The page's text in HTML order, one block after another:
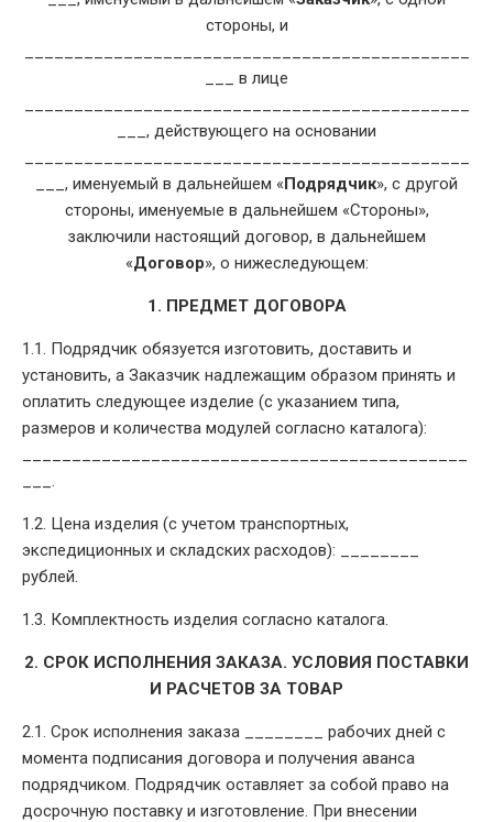
стороны, и
___ в лице
___, действующего на основании
___, именуемый в дальнейшем «Подрядчик», с другой
стороны, именуемые в дальнейшем «Стороны»,
заключили настоящий договор, в дальнейшем
«Договор», о нижеследующем:
1. ПРЕДМЕТ ДОГОВОРА
1.1. Подрядчик обязуется изготовить, доставить и
установить, а Заказчик надлежащим образом принять и
оплатить следующее изделие (с указанием типа,
размеров и количества модулей согласно каталога):
1.2. Цена изделия (с учетом транспортных,
экспедиционных и складских расходов): ________
рублей.
1.3. Комплектность изделия согласно каталога.
2. СРОК ИСПОЛНЕНИЯ ЗАКАЗА. УСЛОВИЯ ПОСТАВКИ
И РАСЧЕТОВ ЗА ТОВАР
2.1. Срок исполнения заказа ________ рабочих дней с
момента подписания договора и получения аванса
подрядчиком. Подрядчик оставляет за собой право на
досрочную поставку и изготовление. При внесении